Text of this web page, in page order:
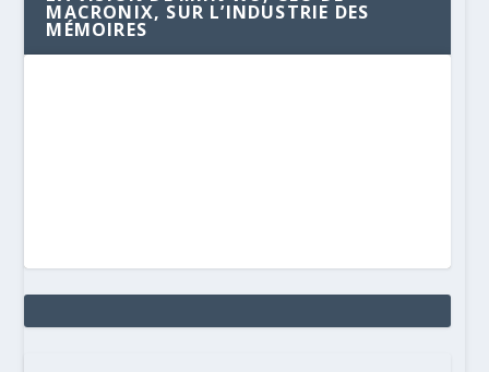
MACRONIX, SUR L’INDUSTRIE DES
MÉMOIRES